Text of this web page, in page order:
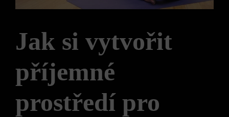
Jak si vytvořit
příjemné
prostředí pro